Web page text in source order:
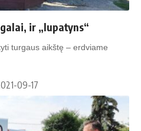
ir „lupatyns“
turgaus aikštę – erdviame
09-17